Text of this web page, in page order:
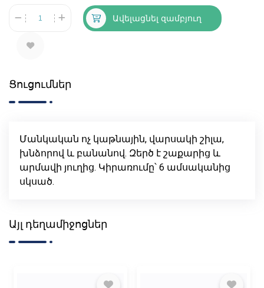
Ավելացնել զամբյուղ
Ցուցումներ
Մանկական ոչ կաթնային, վարսակի շիլա,
խնձորով և բանանով. Զերծ է շաքարից և
արմավի յուղից. Կիրառումը՝ 6 ամսականից
սկսած.
Այլ դեղամիջոցներ